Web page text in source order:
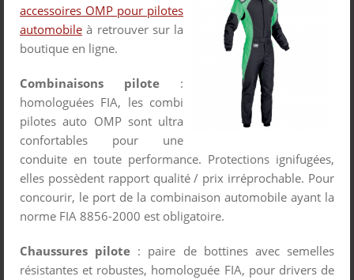
accessoires OMP pour pilotes
automobile à retrouver sur la
boutique en ligne.
Combinaisons pilote :
homologuées FIA, les combi
pilotes auto OMP sont ultra
confortables pour une
conduite en toute performance. Protections ignifugées,
elles possèdent rapport qualité / prix irréprochable. Pour
concourir, le port de la combinaison automobile ayant la
norme FIA 8856-2000 est obligatoire.
Chaussures pilote : paire de bottines avec semelles
résistantes et robustes, homologuée FIA, pour drivers de